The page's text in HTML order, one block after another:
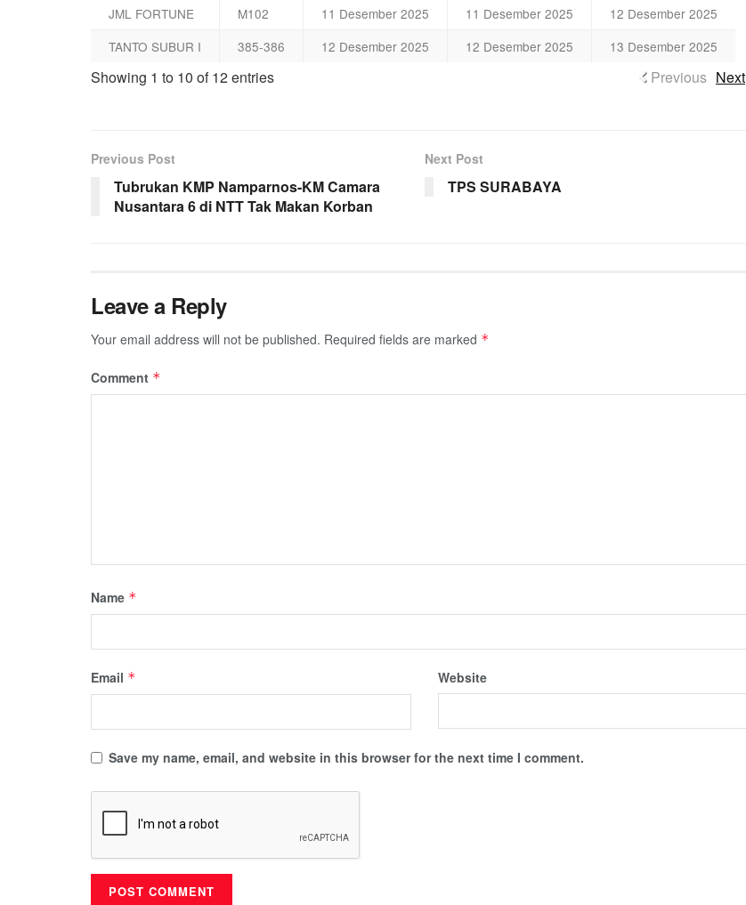
JML FORTUNE
M102 11 Desember 2025 11 Desember 2025
12 Desember 2025
TANTO SUBUR I
385-386 12 Desember 2025 12 Desember 2025 13 Desember 2025
Showing 1 to 10 of 12 entries Previous Next
Previous Post
Tubrukan KMP Namparnos-KM Camara
Nusantara 6 di NTT Tak Makan Korban
Next Post
TPS SURABAYA
Leave a Reply
Your email address will not be published. Required fields are marked *
Comment *
Name *
Email * Website
Save my name, email, and website in this browser for the next time I comment.